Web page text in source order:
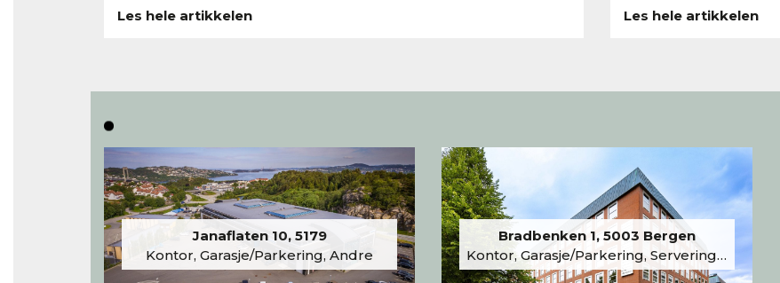
Les hele artikkelen
Les hele artikkelen
Janaflaten 10, 5179
Kontor, Garasje/Parkering, Andre
Bradbenken 1, 5003 Bergen
Kontor, Garasje/Parkering, Serveringslokale/Kantine, Undervisning/Arrangement